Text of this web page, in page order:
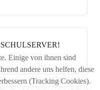
Einige von ihnen sind
andere uns helfen, diese
(Tracking Cookies).